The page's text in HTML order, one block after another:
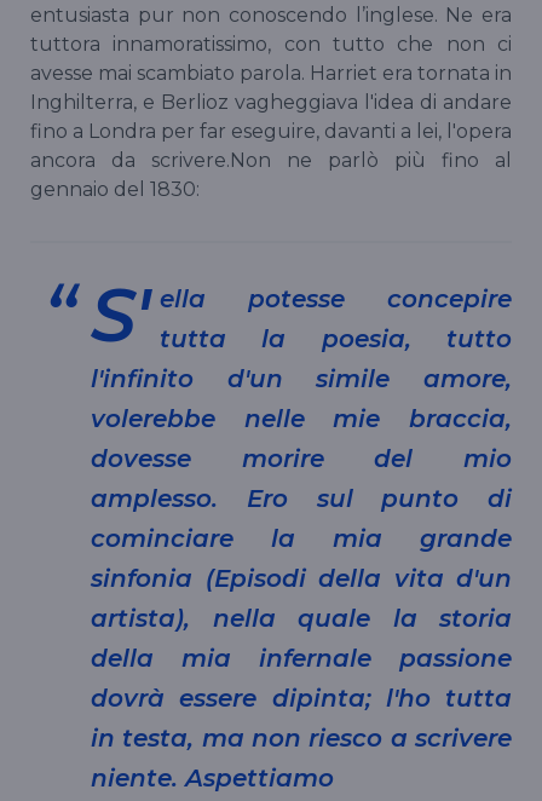
entusiasta pur non conoscendo l’inglese. Ne era
tuttora innamoratissimo, con tutto che non ci
avesse mai scambiato parola. Harriet era tornata in
Inghilterra, e Berlioz vagheggiava l'idea di andare
fino a Londra per far eseguire, davanti a lei, l'opera
ancora da scrivere.Non ne parlò più fino al
gennaio del 1830:
S' ella potesse concepire
tutta la poesia, tutto
l'infinito d'un simile amore,
volerebbe nelle mie braccia,
dovesse morire del mio
amplesso. Ero sul punto di
cominciare la mia grande
sinfonia (Episodi della vita d'un
artista), nella quale la storia
della mia infernale passione
dovrà essere dipinta; l'ho tutta
in testa, ma non riesco a scrivere
niente. Aspettiamo